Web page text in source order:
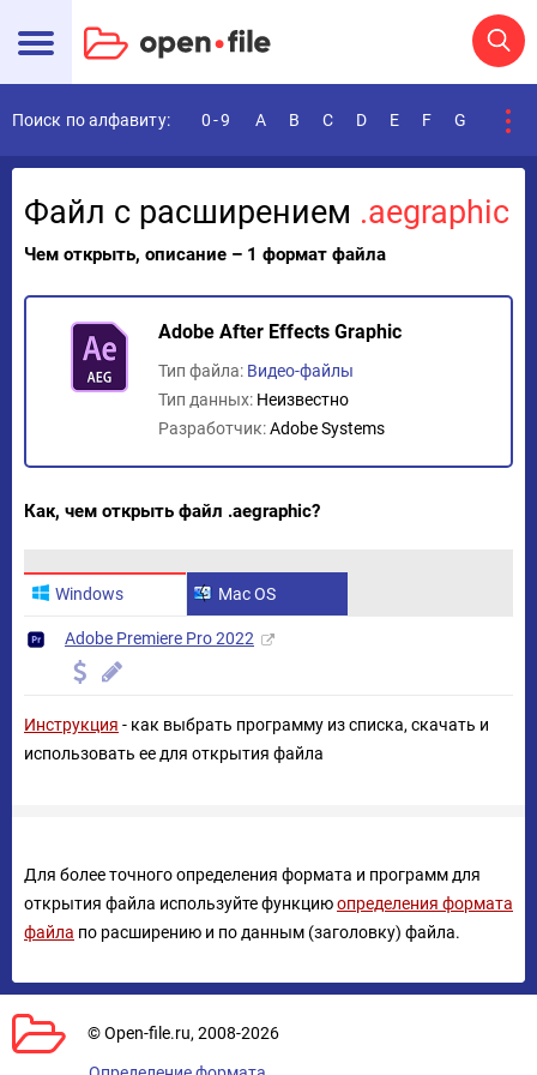
Поиск по алфавиту: 0-9 A B C D E F G
Файл с расширением .aegraphic
Чем открыть, описание – 1 формат файла
Adobe After Effects Graphic
Тип файла: Видео-файлы
Тип данных: Неизвестно
Разработчик:Adobe Systems
Как, чем открыть файл .aegraphic?
Windows Mac OS
Adobe Premiere Pro 2022
Инструкция - как выбрать программу из списка, скачать и
использовать ее для открытия файла
Для более точного определения формата и программ для
открытия файла используйте функциюопределения формата
файла по расширению и по данным (заголовку) файла.
© Open-file.ru, 2008-2026